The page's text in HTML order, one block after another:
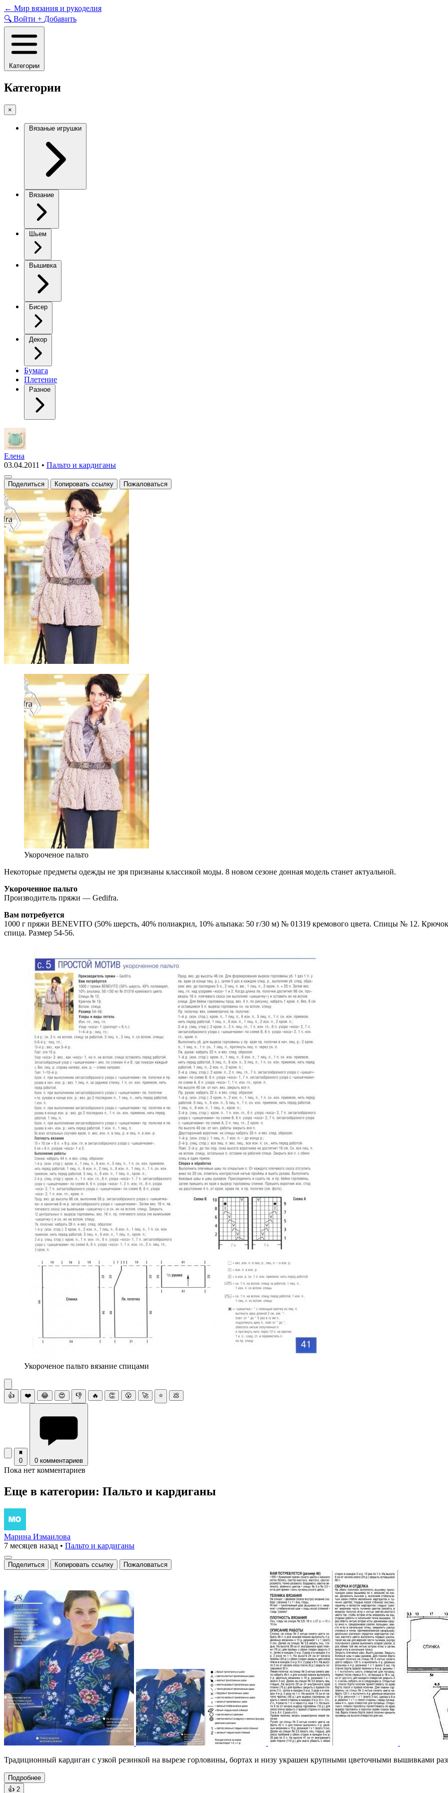
Skip
to
content
← Мир вязания и рукоделия
🔍 Войти + Добавить
Категории
Категории
×
Вязаные игрушки
Вязание
Шьем
Вышивка
Бисер
Декор
Бумага
Плетение
Разное
укороченное
пальто
Елена
03.04.2011 • Пальто и кардиганы
Поделиться Копировать ссылку Пожаловаться
Укороченое пальто
Некоторые предметы одежды не зря признаны классикой моды. 8 новом сезоне донная модель станет актуальной.
Укороченное пальто
Производитель пряжи — Gedifra.
Вам потребуется
1000 г пряжи BENEVITO (50% шерсть, 40% полиакрил, 10% альпака: 50 г/30 м) № 01319 кремового цвета. Спицы № 12.
спица. Размер 54-56.
Укороченое пальто вязание спицами
👍 ❤️ 😂 😍 👎 🔥 👏 😮 🚀 ⭐ 💩
0 0 комментариев
Пока нет комментариев
Еще в категории: Пальто и кардиганы
Марина Измаилова
7 месяцев назад • Пальто и кардиганы
Поделиться Копировать ссылку Пожаловаться
Традиционный кардиган с узкой резинкой на вырезе горловины, бортах и низу украшен крупными цветочными вышивками
Подробнее
👍 2